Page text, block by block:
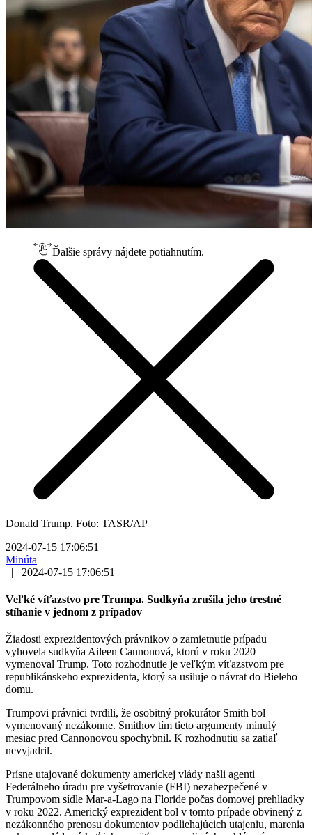
Ďalšie správy nájdete potiahnutím.
Donald Trump. Foto: TASR/AP
2024-07-15 17:06:51
Minúta
|
2024-07-15 17:06:51
Veľké víťazstvo pre Trumpa. Sudkyňa zrušila jeho trestné
stíhanie v jednom z prípadov
Žiadosti exprezidentových právnikov o zamietnutie prípadu
vyhovela sudkyňa Aileen Cannonová, ktorú v roku 2020
vymenoval Trump. Toto rozhodnutie je veľkým víťazstvom pre
republikánskeho exprezidenta, ktorý sa usiluje o návrat do Bieleho
domu.
Trumpovi právnici tvrdili, že osobitný prokurátor Smith bol
vymenovaný nezákonne. Smithov tím tieto argumenty minulý
mesiac pred Cannonovou spochybnil. K rozhodnutiu sa zatiaľ
nevyjadril.
Prísne utajované dokumenty americkej vlády našli agenti
Federálneho úradu pre vyšetrovanie (FBI) nezabezpečené v
Trumpovom sídle Mar-a-Lago na Floride počas domovej prehliadky
v roku 2022. Americký exprezident bol v tomto prípade obvinený z
nezákonného prenosu dokumentov podliehajúcich utajeniu, marenia